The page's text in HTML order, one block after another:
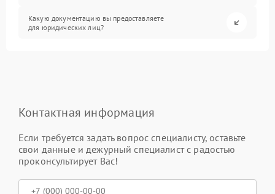
Какую документацию вы предоставляете
для юридических лиц?
Контактная информация
Если требуется задать вопрос специалисту, оставьте
свои данные и дежурный специалист с радостью
проконсультирует Вас!